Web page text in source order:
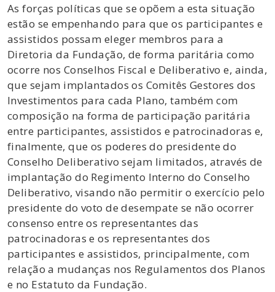
As forças políticas que se opõem a esta situação
estão se empenhando para que os participantes e
assistidos possam eleger membros para a
Diretoria da Fundação, de forma paritária como
ocorre nos Conselhos Fiscal e Deliberativo e, ainda,
que sejam implantados os Comitês Gestores dos
Investimentos para cada Plano, também com
composição na forma de participação paritária
entre participantes, assistidos e patrocinadoras e,
finalmente, que os poderes do presidente do
Conselho Deliberativo sejam limitados, através de
implantação do Regimento Interno do Conselho
Deliberativo, visando não permitir o exercício pelo
presidente do voto de desempate se não ocorrer
consenso entre os representantes das
patrocinadoras e os representantes dos
participantes e assistidos, principalmente, com
relação a mudanças nos Regulamentos dos Planos
e no Estatuto da Fundação.